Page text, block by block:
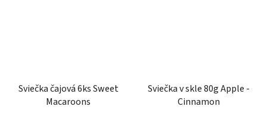
Sviečka čajová 6ks Sweet
Macaroons
Sviečka v skle 80g Apple -
Cinnamon